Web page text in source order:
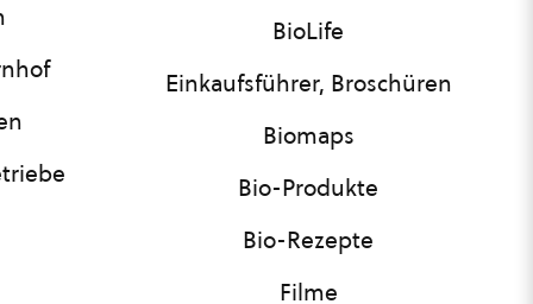
BioLife
Einkaufsführer, Broschüren
Biomaps
Bio-Produkte
Bio-Rezepte
Filme